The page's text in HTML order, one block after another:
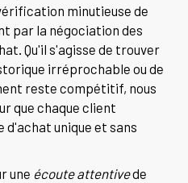
minutieuse de
par la négociation des
Qu'il s'agisse de trouver
irréprochable ou de
reste compétitif, nous
que chaque client
d'achat unique et sans
une écoute attentivede